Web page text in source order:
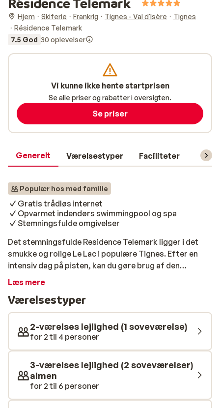
Hjem Skiferie Frankrig Tignes - Val d'Isère
Tignes
Résidence Telemark
7.5 God 30 oplevelser
Generelt Værelsestyper Faciliteter
Populær hos med familie
Gratis trådløs internet
Opvarmet indendørs swimmingpool og spa
Stemningsfulde omgivelser
Det stemningsfulde Residence Telemark ligger i det
smukke og rolige Le Lac i populære Tignes. Efter en
intensiv dag på pisten, kan du gøre brug af den
opvarmede indendørs swimmingpool, sauna, tyrkisk
blive forkælet. For en rigtig vintersportsoplevelse, kan
du gøre brug af fondue og raclettegrill, hvilket kan give
mange timers hygge. Vil du i løbet af din ferie lige i
kontakt med dem derhjemme, er der gratis brug af
trådløs internet, både på dit værelse og i
internethjørnet på stedet.
Læs mere
Værelsestyper
2-værelses lejlighed (1 soveværelse)
for 2 til 4 personer
3-værelses lejlighed (2 soveværelser)
almen
for 2 til 6 personer
Vi kunne ikke hente startprisen
Se alle priser og rabatter i oversigten.
Se priser